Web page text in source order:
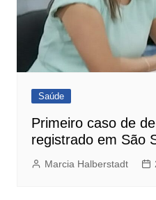
Saúde
Primeiro caso de
registrado em São
Marcia Halberstadt